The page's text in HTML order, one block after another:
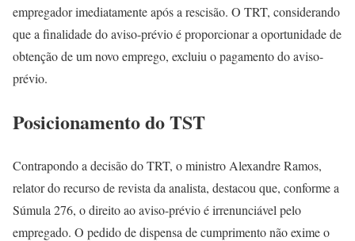
empregador imediatamente após a rescisão. O TRT, considerando
que a finalidade do aviso-prévio é proporcionar a oportunidade de
obtenção de um novo emprego, excluiu o pagamento do aviso-
prévio.
Posicionamento do TST
Contrapondo a decisão do TRT, o ministro Alexandre Ramos,
relator do recurso de revista da analista, destacou que, conforme a
Súmula 276, o direito ao aviso-prévio é irrenunciável pelo
empregado. O pedido de dispensa de cumprimento não exime o